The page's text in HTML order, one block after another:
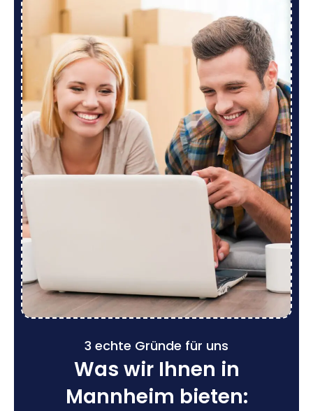
3 echte Gründe für uns
Was wir Ihnen in
Mannheim bieten: